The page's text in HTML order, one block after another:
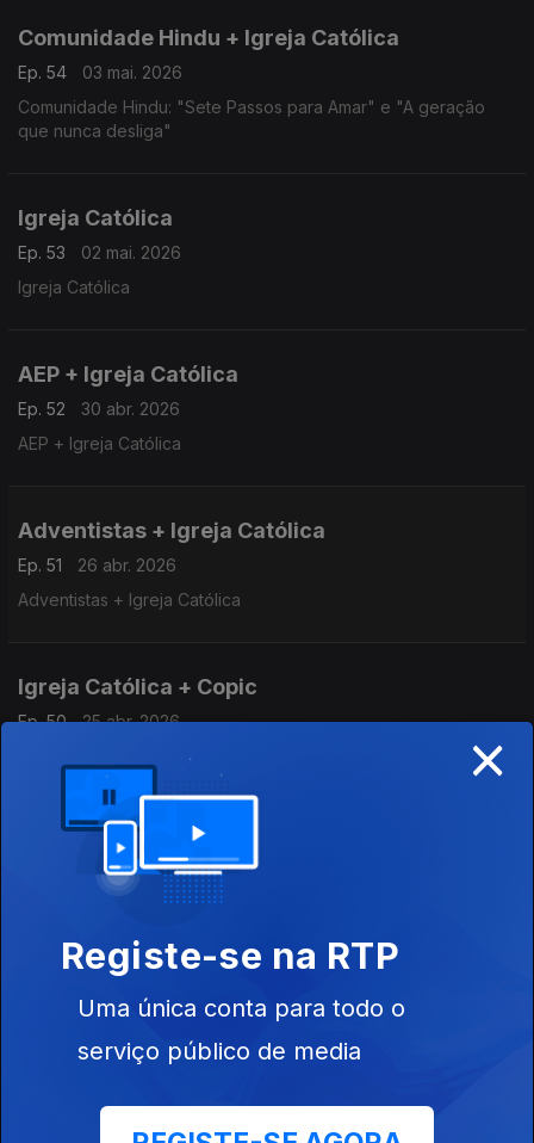
Comunidade Hindu + Igreja Católica
Ep. 54
03 mai. 2026
Comunidade Hindu: "Sete Passos para Amar" e "A geração
que nunca desliga"
Igreja Católica
Ep. 53
02 mai. 2026
Igreja Católica
AEP + Igreja Católica
Ep. 52
30 abr. 2026
AEP + Igreja Católica
Adventistas + Igreja Católica
Ep. 51
26 abr. 2026
Adventistas + Igreja Católica
Igreja Católica + Copic
Ep. 50
25 abr. 2026
Igreja Católica + Copic
AEP + Copic + Igreja Católica
23 abr. 2026
Igreja Católica + AEP
Igreja Católica + AEP
×
Registe-se na RTP
Uma única conta para todo o
serviço público de media